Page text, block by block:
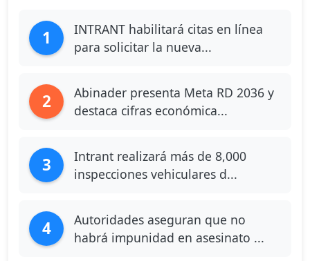
1
INTRANT habilitará citas en línea
para solicitar la nueva...
2
Abinader presenta Meta RD 2036 y
destaca cifras económica...
3
Intrant realizará más de 8,000
inspecciones vehiculares d...
4
Autoridades aseguran que no
habrá impunidad en asesinato ...